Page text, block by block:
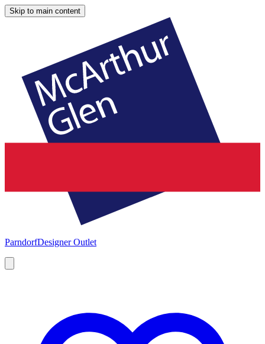
Skip to main content
ParndorfDesigner Outlet